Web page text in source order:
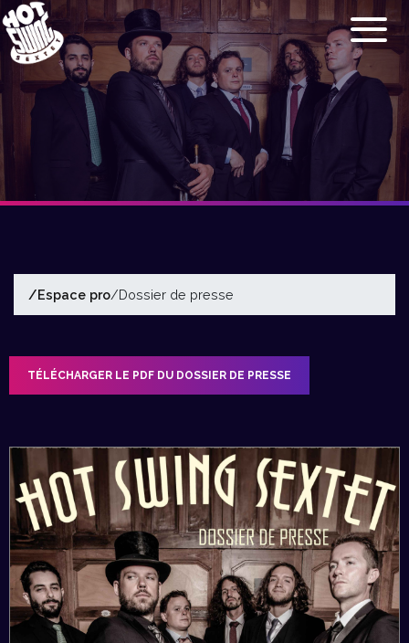
/Espace pro/Dossier de presse
TÉLÉCHARGER LE PDF DU DOSSIER DE PRESSE